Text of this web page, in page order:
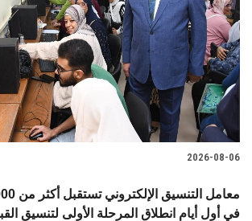
2026-08-06
في أول أيام انطلاق المرحلة الأولى لتنسيق